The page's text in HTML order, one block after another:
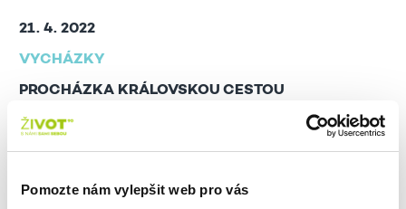
Pomozte nám vylepšit web pro vás
21. 4. 2022
VYCHÁZKY
PROCHÁZKA KRÁLOVSKOU CESTOU
Vydejte se s námi Královskou cestou, tedy tradiční
průvody českých panovníků před samotnou